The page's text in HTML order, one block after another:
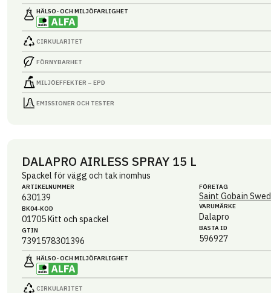
HÄLSO- OCH MILJÖ­FARLIGHET
CIRKULARITET
FÖRNYBARHET
MILJÖEFFEKTER – EPD
EMISSIONER OCH TESTER
DALAPRO AIRLESS SPRAY 15 L
Spackel för vägg och tak inomhus
ARTIKEL­NUMMER
630139
BK04-KOD
01705Kitt och spackel
GTIN
7391578301396
FÖRETAG
Saint Gobain
VARUMÄRKE
Dalapro
BASTA ID
596927
HÄLSO- OCH MILJÖ­FARLIGHET
CIRKULARITET